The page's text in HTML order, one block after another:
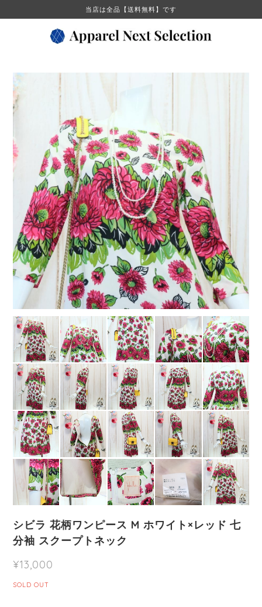
当店は全品【送料無料】です
シビラ 花柄ワンピース M ホワイト×レッド 七
分袖 スクープトネック
¥13,000
SOLD OUT